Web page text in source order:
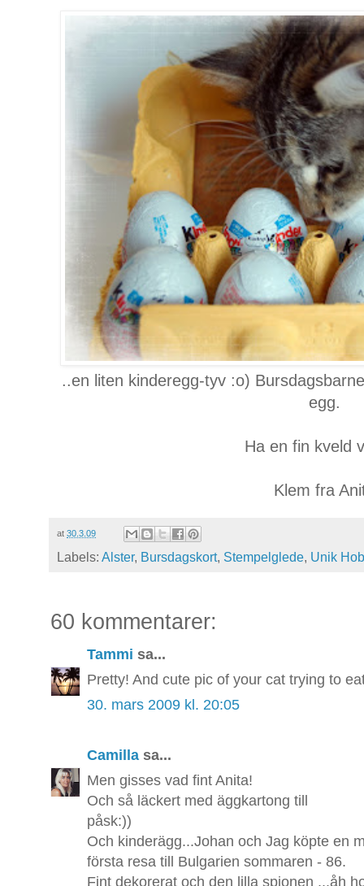
..en liten kinderegg-tyv :o)
egg.
Ha en fin kveld
Klem fra
at 30.3.09
Labels: Alster, Bursdagskort, Stempelglede, Unik
60 kommentarer:
Tammi sa...
Pretty! And cute pic of your cat trying to
30. mars 2009 kl. 20:05
Camilla sa...
Men gisses vad fint Anita!
Och så läckert med äggkartong till
påsk:))
Och kinderägg...Johan och Jag köpte en
första resa till Bulgarien sommaren - 86.
Fint dekorerat och den lilla spionen ...åh